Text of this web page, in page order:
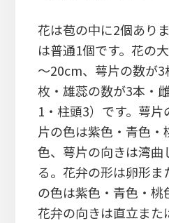
花は苞の中に2個あり
は普通1個です。花の
～20cm、萼片の数が
枚・雄蕊の数が3本・
1・柱頭3）です。萼
片の色は紫色・青色・
色、萼片の向きは湾曲
る。花弁の形は卵形
の色は紫色・青色・桃
花弁の向きは直立また